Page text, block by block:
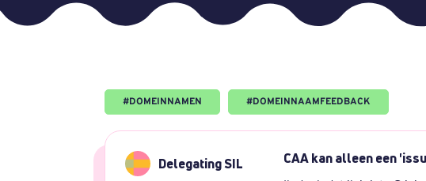
#DOMEINNAMEN #DOMEINNAAMFEEDBACK
Delegating SIL CAA kan alleen een